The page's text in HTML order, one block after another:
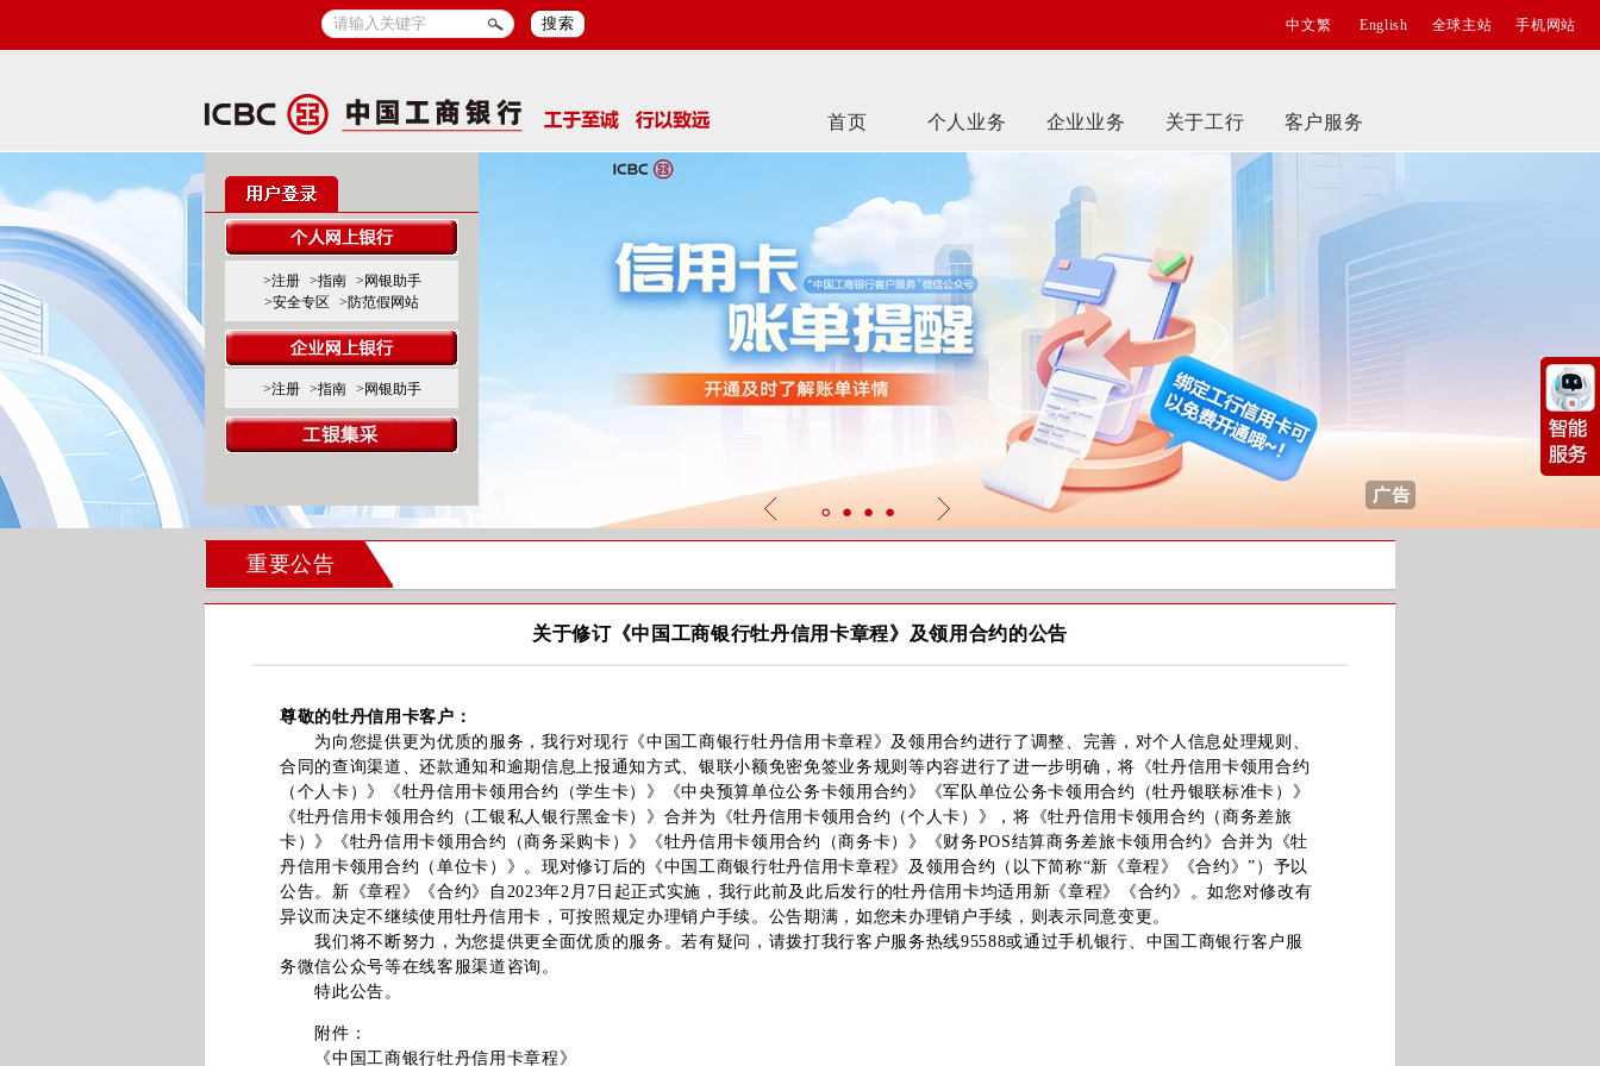
搜索 中文繁 English 全球主站 手机网站
首页 个人业务 企业业务 关于工行 客户服务
>注册 >指南
>网银助手
>安全专区
>防范假网站
>注册 >指南 >网银助手
重要公告
关于修订《中国工商银行牡丹信用卡章程》及领用合约的公告
尊敬的牡丹信用卡客户：
为向您提供更为优质的服务，我行对现行《中国工商银行牡丹信用卡章程》及领用合约进行了调整、完善，对个人信息处理规则、
合同的查询渠道、还款通知和逾期信息上报通知方式、银联小额免密免签业务规则等内容进行了进一步明确，将《牡丹信用卡领用合约
（个人卡）》《牡丹信用卡领用合约（学生卡）》《中央预算单位公务卡领用合约》《军队单位公务卡领用合约（牡丹银联标准卡）》
《牡丹信用卡领用合约（工银私人银行黑金卡）》合并为《牡丹信用卡领用合约（个人卡）》，将《牡丹信用卡领用合约（商务差旅
卡）》《牡丹信用卡领用合约（商务采购卡）》《牡丹信用卡领用合约（商务卡）》《财务POS结算商务差旅卡领用合约》合并为《牡
丹信用卡领用合约（单位卡）》。现对修订后的《中国工商银行牡丹信用卡章程》及领用合约（以下简称“新《章程》《合约》”）予以
公告。新《章程》《合约》自2023年2月7日起正式实施，我行此前及此后发行的牡丹信用卡均适用新《章程》《合约》。如您对修改有
异议而决定不继续使用牡丹信用卡，可按照规定办理销户手续。公告期满，如您未办理销户手续，则表示同意变更。
我们将不断努力，为您提供更全面优质的服务。若有疑问，请拨打我行客户服务热线95588或通过手机银行、中国工商银行客户服
务微信公众号等在线客服渠道咨询。
特此公告。
附件：
《中国工商银行牡丹信用卡章程》